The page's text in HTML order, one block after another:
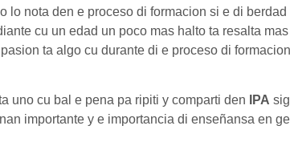
lo nota den e proceso di formacion si e di berdad
cu un edad un poco mas halto ta resalta
ta algo cu durante di e proceso di
uno cu bal e pena pa ripiti y comparti den IPA
importante y e importancia di enseñansa en